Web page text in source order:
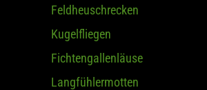
Feldheuschrecken
Kugelfliegen
Fichtengallenläuse
Langfühlermotten